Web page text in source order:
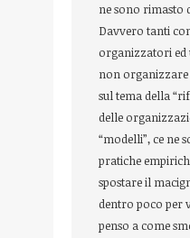
ne sono rimasto
Davvero tanti
organizzatori ed
non organizzare
sul tema della
delle
“modelli”, ce ne
pratiche
spostare il
dentro poco per
penso a come